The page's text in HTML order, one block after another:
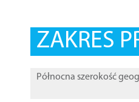
ZAKRES
Północna szerokość